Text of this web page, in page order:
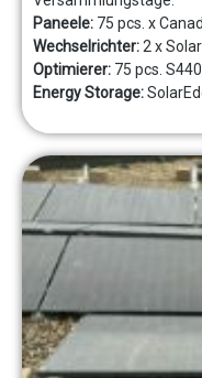
Paneele: 75 pcs. x
Wechselrichter:2 x
Optimierer: 75 pcs. S440
Energy Storage: